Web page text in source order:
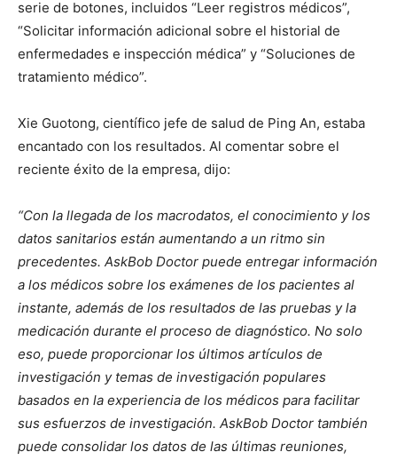
serie de botones, incluidos “Leer registros médicos”,
“Solicitar información adicional sobre el historial de
enfermedades e inspección médica” y “Soluciones de
tratamiento médico”.
Xie Guotong, científico jefe de salud de Ping An, estaba
encantado con los resultados. Al comentar sobre el
reciente éxito de la empresa, dijo:
“Con la llegada de los macrodatos, el conocimiento y los
datos sanitarios están aumentando a un ritmo sin
precedentes. AskBob Doctor puede entregar información
a los médicos sobre los exámenes de los pacientes al
instante, además de los resultados de las pruebas y la
medicación durante el proceso de diagnóstico. No solo
eso, puede proporcionar los últimos artículos de
investigación y temas de investigación populares
basados ​​en la experiencia de los médicos para facilitar
sus esfuerzos de investigación. AskBob Doctor también
puede consolidar los datos de las últimas reuniones,